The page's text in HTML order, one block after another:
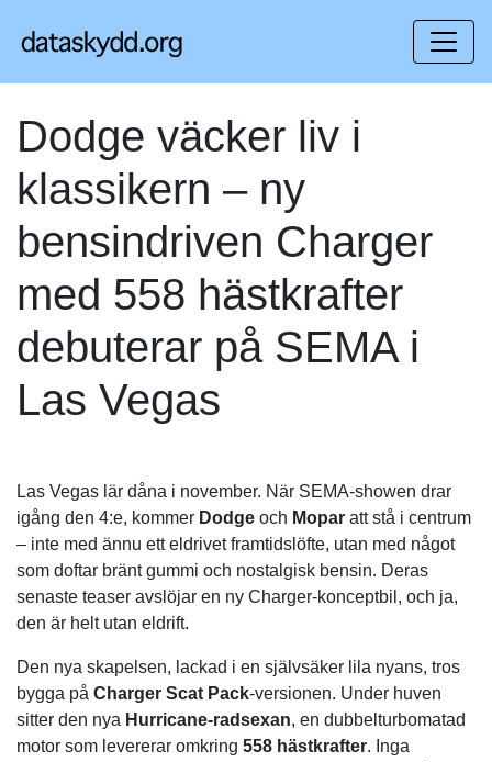
Dodge väcker liv i
klassikern – ny
bensindriven Charger
med 558 hästkrafter
debuterar på SEMA i
Las Vegas
Las Vegas lär dåna i november. När SEMA-showen drar
igång den 4:e, kommer Dodge och Mopar att stå i centrum
– inte med ännu ett eldrivet framtidslöfte, utan med något
som doftar bränt gummi och nostalgisk bensin. Deras
senaste teaser avslöjar en ny Charger-konceptbil, och ja,
den är helt utan eldrift.
Den nya skapelsen, lackad i en självsäker lila nyans, tros
bygga på Charger Scat Pack-versionen. Under huven
sitter den nya Hurricane-radsexan, en dubbelturbomatad
motor som levererar omkring 558 hästkrafter. Inga